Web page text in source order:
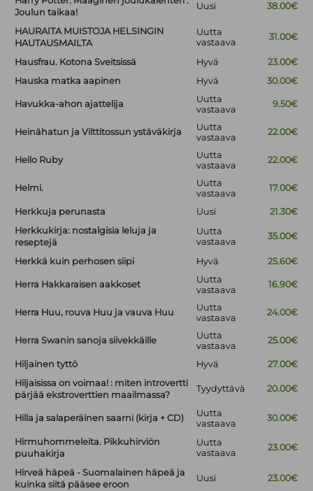
Joulun taikaa!
Uusi 38.00€
HAURAITA MUISTOJA HELSINGIN
HAUTAUSMAILTA
Uutta
vastaava
31.00€
Hausfrau. Kotona Sveitsissä Hyvä
23.00€
Hauska matka aapinen
Hyvä 30.00€
Havukka-ahon ajattelija
Uutta
vastaava
9.50€
Heinähatun ja Vilttitossun ystäväkirja
Uutta
vastaava
22.00€
Hello Ruby
Uutta
vastaava
22.00€
Helmi.
Uutta
vastaava
17.00€
Herkkuja perunasta Uusi
21.30€
Herkkukirja: nostalgisia leluja ja
reseptejä
Uutta
vastaava
35.00€
Herkkä kuin perhosen siipi Hyvä 25.60€
Herra Hakkaraisen aakkoset
Uutta
vastaava
16.90€
Herra Huu, rouva Huu ja vauva Huu
Uutta
vastaava
24.00€
Herra Swanin sanoja siivekkäille
Uutta
vastaava
25.00€
Hiljainen tyttö Hyvä
27.00€
Hiljaisissa on voimaa! : miten introvertti
pärjää ekstroverttien maailmassa?
Tyydyttävä 20.00€
Hilla ja salaperäinen saarni (kirja + CD)
Uutta
vastaava
30.00€
Hirmuhommeleita. Pikkuhirviön
puuhakirja
Uutta
vastaava
23.00€
Hirveä häpeä - Suomalainen häpeä ja
kuinka siitä pääsee eroon
Uusi 23.00€